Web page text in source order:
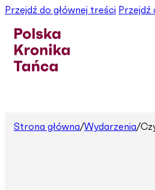
Przejdź do głównej treści Przejdź
Strona główna/Wydarzenia/